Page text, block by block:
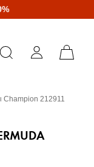
212911